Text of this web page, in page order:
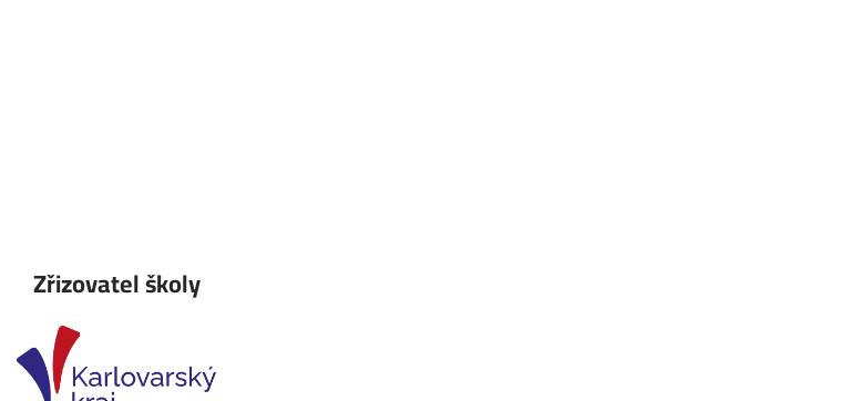
Zřizovatel školy